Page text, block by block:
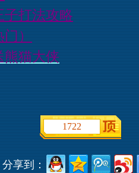
子打法攻略
）
熊猫大侠
1722
分享到：